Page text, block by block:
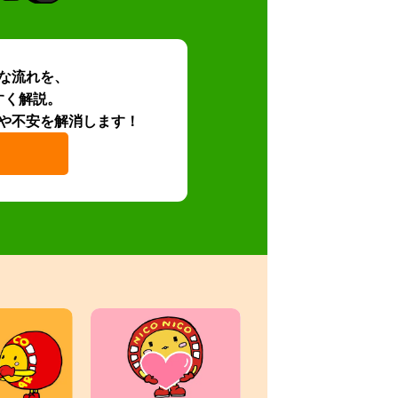
流れを、
解説。
不安を解消します！